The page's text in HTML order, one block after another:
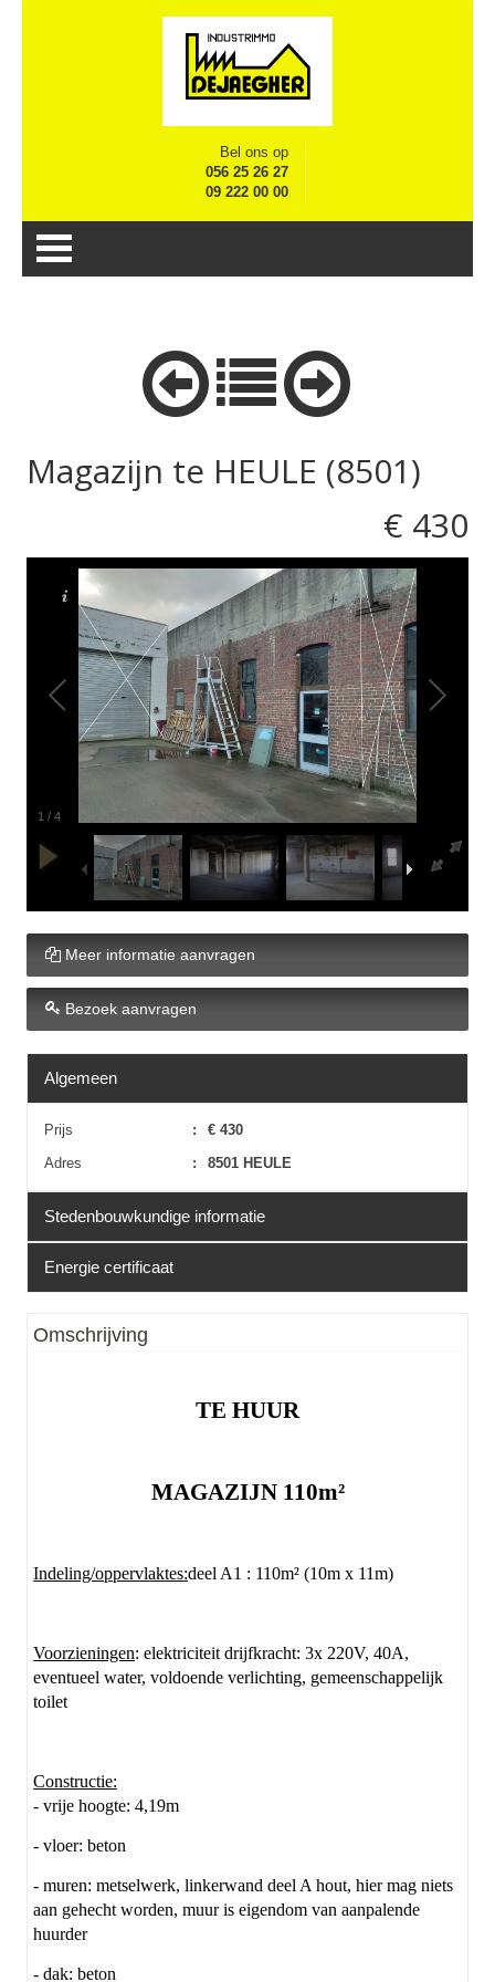
Bel ons op
056 25 26 27
09 222 00 00
Magazijn te HEULE (8501)
€ 430
1 /4
Meer informatie aanvragen
Bezoek aanvragen
Algemeen
Prijs :
€ 430
Adres
: 8501 HEULE
Stedenbouwkundige informatie
Erfgoed
Energie certificaat
Omschrijving
TE HUUR
MAGAZIJN 110m²
Indeling/oppervlaktes:deel A1 : 110m² (10m x 11m)
Voorzieningen: elektriciteit drijfkracht: 3x 220V, 40A,
eventueel water, voldoende verlichting, gemeenschappelijk
toilet
Constructie:
- vrije hoogte: 4,19m
- vloer: beton
- muren: metselwerk, linkerwand deel A hout, hier mag niets
aan gehecht worden, muur is eigendom van aanpalende
huurder
- dak: beton